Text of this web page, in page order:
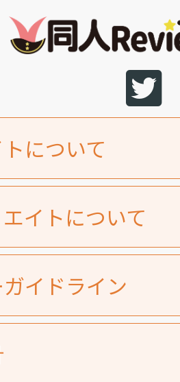
について
イトについて
イドライン